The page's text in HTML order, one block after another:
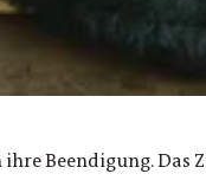
Beendigung. Das